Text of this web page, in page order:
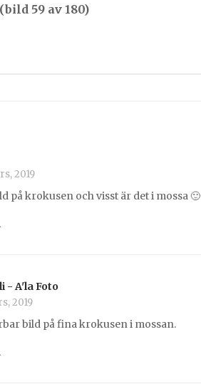
59 av 180)
2019
på krokusen och visst är det i mossa 🙂
- A'la Foto
2019
bild på fina krokusen i mossan.